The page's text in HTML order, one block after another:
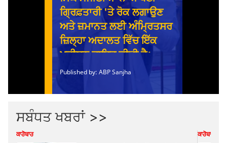
ਸਬੰਧਤ ਖਬਰਾਂ >>
ਕਾਰੋਬਾਰ ਕਾਰੋਬਾਰ